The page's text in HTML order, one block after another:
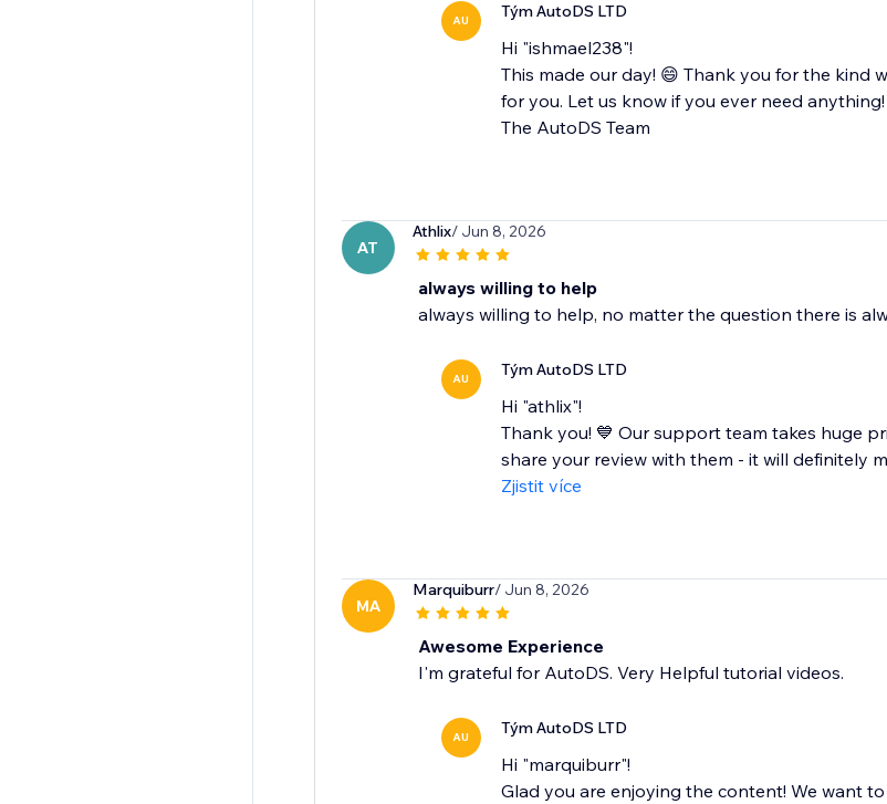
AU Tým AutoDS LTD
Hi "ishmael238"!
This made our day! 😄 Thank you for the kind
for you. Let us know if you ever need anything!
The AutoDS Team
AT
Athlix/ Jun 8, 2026
always willing to help
always willing to help, no matter the question there is
AU Tým AutoDS LTD
Hi "athlix"!
Thank you! 💙 Our support team takes huge
share your review with them - it will definitely
Zjistit více
MA
Marquiburr/ Jun 8, 2026
Awesome Experience
I'm grateful for AutoDS. Very Helpful tutorial videos.
AU Tým AutoDS LTD
Hi "marquiburr"!
Glad you are enjoying the content! We want